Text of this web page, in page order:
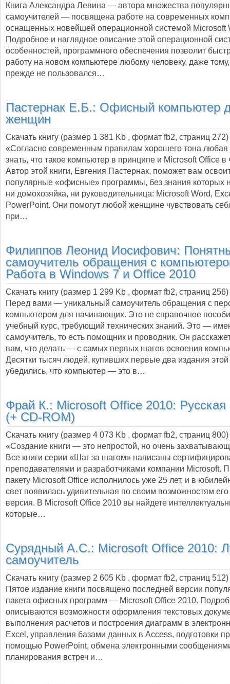
Книга Александра Левина — автора множества
самоучителей — посвящена работе на современных
оснащенных новейшей операционной системой Microsoft
Подробное и наглядное описание этой операционной
особенностей, программного обеспечения позволит
работу на новом компьютере любому человеку, даже тому,
прежде не пользовался…
Пастернак Е.Б.: Офисный компьютер
женщин
Скачать книгу (размер 1 381 Kb , формат fb2, страниц 272
«Согласно современным правилам хорошего тона
знать, что такое компьютер в принципе и Microsoft Office в
Автор этой книги, Евгения Пастернак, поможет вам
популярные «офисные» программы, без знания которых
ни домохозяйка, ни руководительница: Microsoft Word,
PowerPoint. Они помогут любой женщине чувствовать
при…
Филиппов Леонид Иосифович:
самоучитель обращения с
Работа в Windows 7 и Office 2010
Скачать книгу (размер 1 299 Kb , формат fb2, страниц 256
Перед вами — уникальный самоучитель обращения с
компьютером для начинающих. Это не справочное
учебный курс, требующий технических знаний. Это —
самоучитель, то есть помощник и проводник. Он
вам, что делать — с самых первых шагов освоения
Десятки тысяч людей, купивших первые два издания этой
убедились, что компьютер — это в…
Фрай К.: Microsoft Office 2010: Русская
(+ CD-ROM)
Скачать книгу (размер 4 073 Kb , формат fb2, страниц 800
«Создание книги — это непростой, но очень
Все книги серии «Шаг за шагом» написаны
преподавателями и разработчиками компании Microsoft.
пакету Microsoft Office исполнилось уже 25 лет, и в
свет появилась удивительная по своим возможностям
версия. В Microsoft Office 2010 вы найдете
которые…
Сурядный А.С.: Microsoft Office 2010:
самоучитель
Скачать книгу (размер 2 605 Kb , формат fb2, страниц 512
Пятое издание книги посвящено последней версии
пакета офисных программ — Microsoft Office 2010.
описываются возможности оформления текстовых
выполнения расчетов и построения диаграмм в
Excel, управления базами данных в Access, подготовки
помощью PowerPoint, обмена электронными
планирования встреч и…